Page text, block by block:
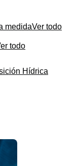
medidaVer todo
todo
Hídrica